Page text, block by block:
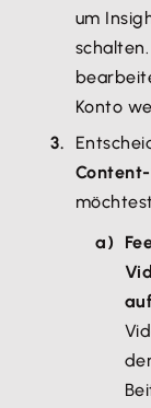
um
Konto